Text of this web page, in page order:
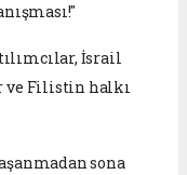
İsrail
ve Filistin halkı
sona